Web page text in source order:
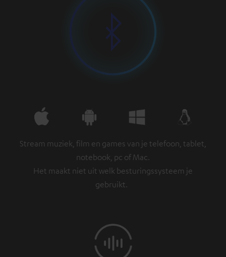
Stream muziek, film en games van je telefoon, tablet,
notebook, pc of Mac.
Het maakt niet uit welk besturingssysteem je
gebruikt.